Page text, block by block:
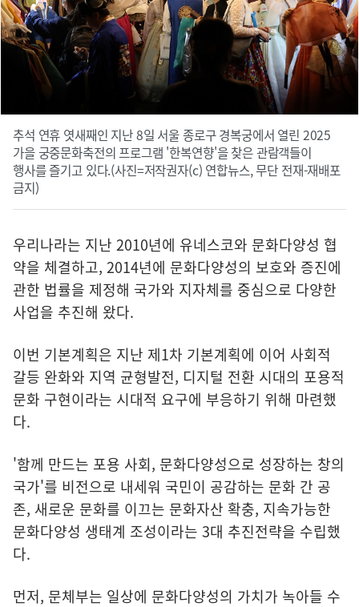
추석 연휴 엿새째인 지난 8일 서울 종로구 경복궁에서 열린 2025
가을 궁중문화축전의 프로그램 '한복연향'을 찾은 관람객들이
행사를 즐기고 있다.(사진=저작권자(c) 연합뉴스, 무단 전재-재배포
금지)
우리나라는 지난 2010년에 유네스코와 문화다양성 협
약을 체결하고, 2014년에 문화다양성의 보호와 증진에
관한 법률을 제정해 국가와 지자체를 중심으로 다양한
사업을 추진해 왔다.
이번 기본계획은 지난 제1차 기본계획에 이어 사회적
갈등 완화와 지역 균형발전, 디지털 전환 시대의 포용적
문화 구현이라는 시대적 요구에 부응하기 위해 마련했
다.
'함께 만드는 포용 사회, 문화다양성으로 성장하는 창의
국가'를 비전으로 내세워 국민이 공감하는 문화 간 공
존, 새로운 문화를 이끄는 문화자산 확충, 지속가능한
문화다양성 생태계 조성이라는 3대 추진전략을 수립했
다.
먼저, 문체부는 일상에 문화다양성의 가치가 녹아들 수